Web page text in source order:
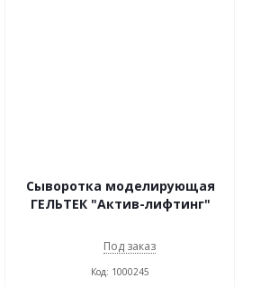
Сыворотка моделирующая
ГЕЛЬТЕК "Актив-лифтинг"
Под заказ
Код: 1000245